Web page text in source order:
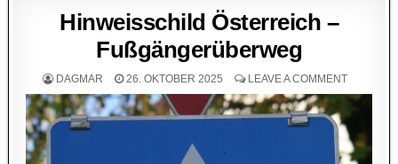
Hinweisschild Österreich –
Fußgängerüberweg
DAGMAR 26. OKTOBER 2025 LEAVE A COMMENT